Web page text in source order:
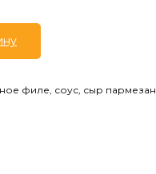
филе, соус, сыр пармезан